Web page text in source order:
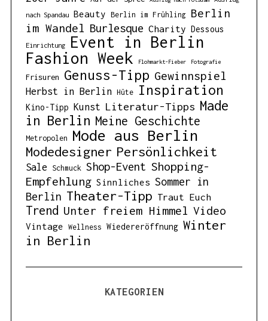
nach Spandau
Beauty Berlin im Frühling
Berlin
im Wandel Burlesque Charity Dessous
Einrichtung
Event in Berlin
Fashion Week
Flohmarkt-Fieber Fotografie
Frisuren Genuss-Tipp Gewinnspiel
Herbst in Berlin Hüte Inspiration
Kino-Tipp Kunst Literatur-Tipps Made
in Berlin Meine Geschichte
Metropolen Mode aus Berlin
Modedesigner Persönlichkeit
Sale Schmuck Shop-Event Shopping-
Empfehlung Sinnliches Sommer in
Berlin Theater-Tipp Traut Euch
Trend Unter freiem Himmel Video
Vintage Wellness Wiedereröffnung Winter
in Berlin
KATEGORIEN